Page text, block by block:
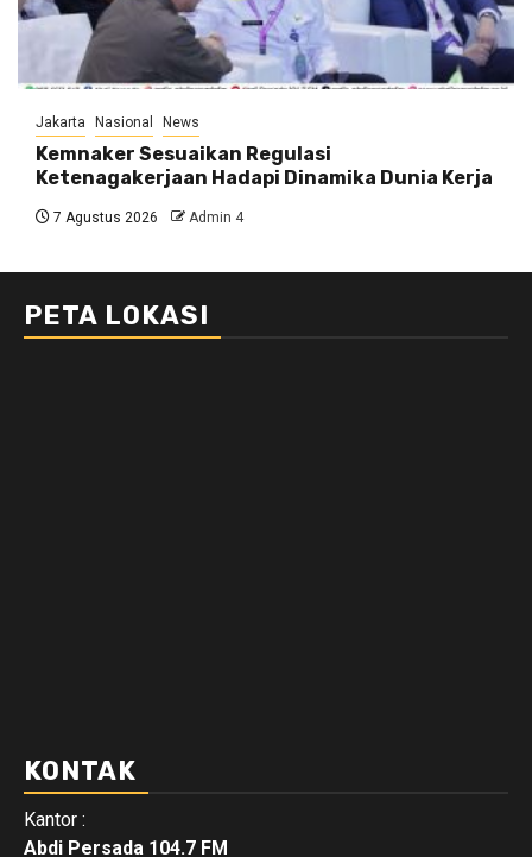
Jakarta Nasional News
Kemnaker Sesuaikan Regulasi
Ketenagakerjaan Hadapi Dinamika Dunia Kerja
7 Agustus 2026 Admin 4
PETA LOKASI
KONTAK
Kantor :
Abdi Persada 104.7 FM